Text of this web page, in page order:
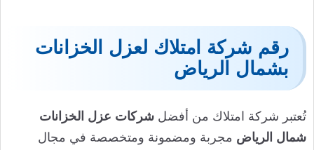
رقم شركة امتلاك لعزل الخزانات
بشمال الرياض
تُعتبر شركة امتلاك من أفضل شركات عزل الخزانات
شمال الرياض مجربة ومضمونة ومتخصصة في مجال